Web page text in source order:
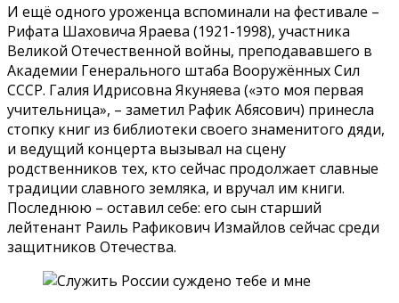
И ещё одного уроженца вспоминали на фестивале –
Рифата Шаховича Яраева (1921-1998), участника
Великой Отечественной войны, преподававшего в
Академии Генерального штаба Вооружённых Сил
СССР. Галия Идрисовна Якуняева («это моя первая
учительница», – заметил Рафик Абясович) принесла
стопку книг из библиотеки своего знаменитого дяди,
и ведущий концерта вызывал на сцену
родственников тех, кто сейчас продолжает славные
традиции славного земляка, и вручал им книги.
Последнюю – оставил себе: его сын старший
лейтенант Раиль Рафикович Измайлов сейчас среди
защитников Отечества.